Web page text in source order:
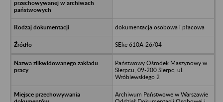
dokumentacja osobowa i płacowa
SEke 610A-26/04
Państwowy Ośrodek Maszynowy w
Sierpcu, 09-200 Sierpc, ul.
Wróblewskiego 2
Archiwum Państwowe w Warszawie